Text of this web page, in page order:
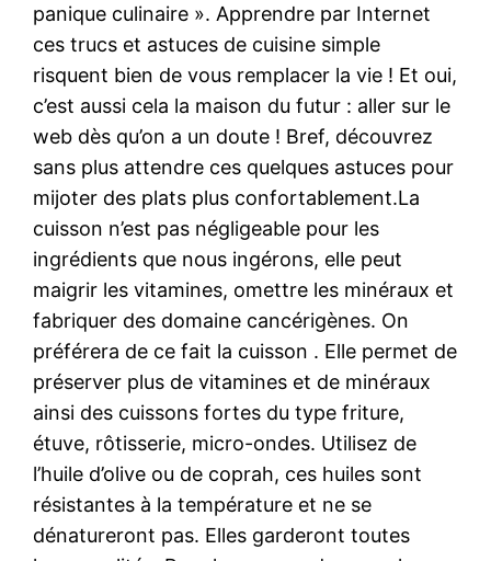
panique culinaire ». Apprendre par Internet
ces trucs et astuces de cuisine simple
risquent bien de vous remplacer la vie ! Et oui,
c’est aussi cela la maison du futur : aller sur le
web dès qu’on a un doute ! Bref, découvrez
sans plus attendre ces quelques astuces pour
mijoter des plats plus confortablement.La
cuisson n’est pas négligeable pour les
ingrédients que nous ingérons, elle peut
maigrir les vitamines, omettre les minéraux et
fabriquer des domaine cancérigènes. On
préférera de ce fait la cuisson . Elle permet de
préserver plus de vitamines et de minéraux
ainsi des cuissons fortes du type friture,
étuve, rôtisserie, micro-ondes. Utilisez de
l’huile d’olive ou de coprah, ces huiles sont
résistantes à la température et ne se
dénatureront pas. Elles garderont toutes